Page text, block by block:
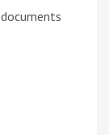
documents